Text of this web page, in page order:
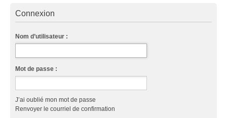
Connexion
Nom d’utilisateur :
Mot de passe :
J’ai oublié mon mot de passe
Renvoyer le courriel de confirmation